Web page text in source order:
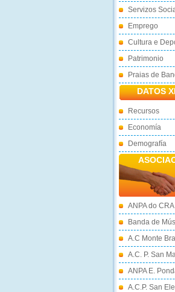
Servizos
Emprego
Cultura e
Patrimonio
Praias de
DATOS
Recursos
Economía
Demografía
ANPA do CRA
Banda de
A.C Monte
A.C. P. San
ANPA E.
A.C.P. San